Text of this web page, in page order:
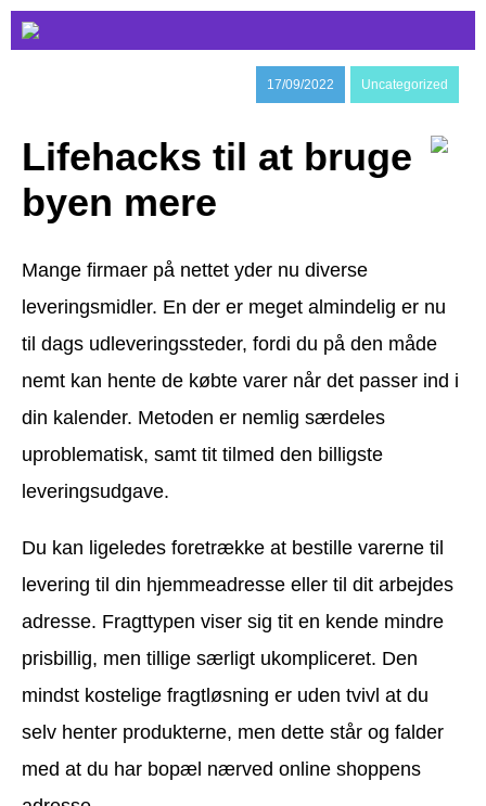
17/09/2022 Uncategorized
Lifehacks til at bruge
byen mere
Mange firmaer på nettet yder nu diverse
leveringsmidler. En der er meget almindelig er nu
til dags udleveringssteder, fordi du på den måde
nemt kan hente de købte varer når det passer ind i
din kalender. Metoden er nemlig særdeles
uproblematisk, samt tit tilmed den billigste
leveringsudgave.
Du kan ligeledes foretrække at bestille varerne til
levering til din hjemmeadresse eller til dit arbejdes
adresse. Fragttypen viser sig tit en kende mindre
prisbillig, men tillige særligt ukompliceret. Den
mindst kostelige fragtløsning er uden tvivl at du
selv henter produkterne, men dette står og falder
med at du har bopæl nærved online shoppens